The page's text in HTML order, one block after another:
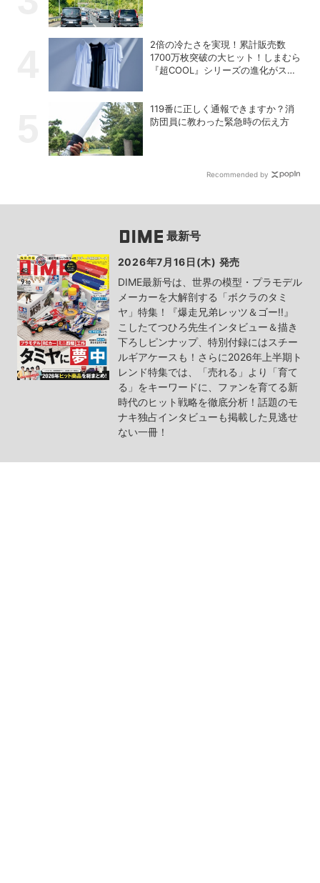
2倍の冷たさを実現！累計販売数
1700万枚突破の大ヒット！しまむら
『超COOL』シリーズの進化がスゴ
119番に正しく通報できますか？消
防団員に教わった緊急時の伝え方
Recommended by
最新号
2026年7月16日(木) 発売
DIME最新号は、世界の模型・プラモデル
メーカーを大解剖する「ボクラのタミ
ヤ」特集！『爆走兄弟レッツ＆ゴー!!』
こしたてつひろ先生インタビュー＆描き
下ろしピンナップ、特別付録にはスチー
ルギアケースも！さらに2026年上半期ト
レンド特集では、「売れる」より「育て
る」をキーワードに、ファンを育てる新
時代のヒット戦略を徹底分析！話題のモ
ナキ独占インタビューも掲載した見逃せ
ない一冊！